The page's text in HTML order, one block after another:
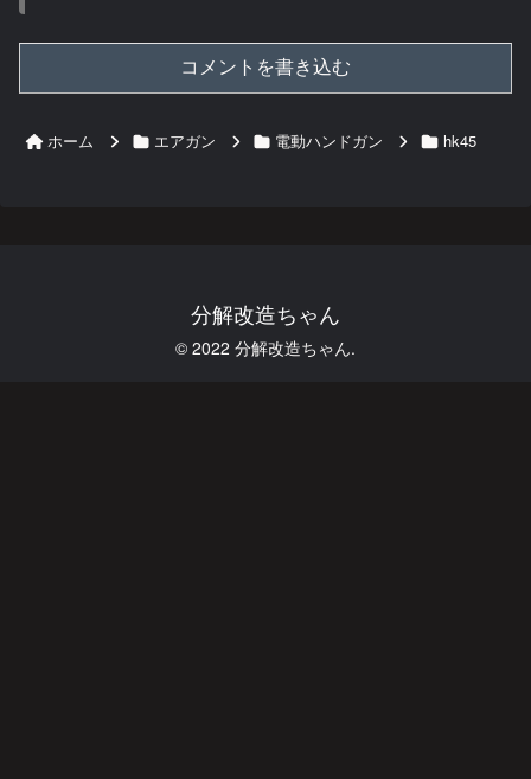
コメントを書き込む
ホーム エアガン 電動ハンドガン hk45
分解改造ちゃん
© 2022 分解改造ちゃん.